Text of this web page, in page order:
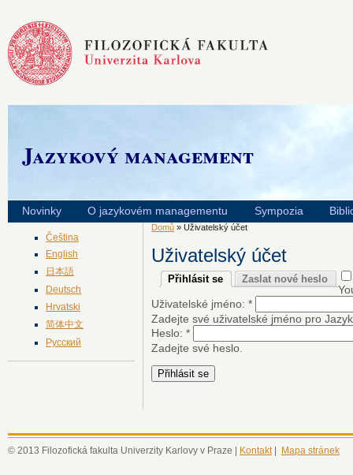
Jazykový management
Novinky O jazykovém managementu Sympozia
Čeština
English
日本語
Deutsch
Hrvatski
简体中文
Русский
Domů » Uživatelský účet
Uživatelský účet
Přihlásit se Zaslat nové heslo
Uživatelské jméno: *
Zadejte své uživatelské jméno pro
Heslo: *
Zadejte své heslo.
© 2013 Filozofická fakulta Univerzity Karlovy v Praze | Kontakt| Mapa stránek